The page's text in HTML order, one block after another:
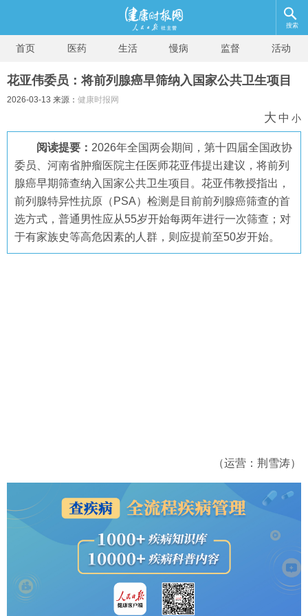
搜索
首页 医药 生活 慢病 监督 活动
花亚伟委员：将前列腺癌早筛纳入国家公共卫生项目
2026-03-13 来源： 健康时报网
大 中 小
阅读提要： 2026年全国两会期间，第十四届全国政协
委员、河南省肿瘤医院主任医师花亚伟提出建议，将前列
腺癌早期筛查纳入国家公共卫生项目。花亚伟教授指出，
前列腺特异性抗原（PSA）检测是目前前列腺癌筛查的首
选方式，普通男性应从55岁开始每两年进行一次筛查；对
于有家族史等高危因素的人群，则应提前至50岁开始。
（运营：荆雪涛）